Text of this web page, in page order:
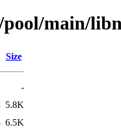
pool/main/
Size
-
5.8K
6.5K